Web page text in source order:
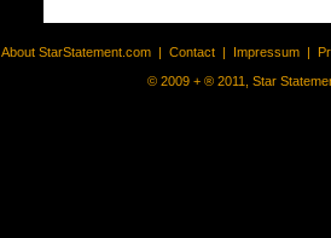
About StarStatement.com | Contact | Impressum |
© 2009 + ® 2011, Star